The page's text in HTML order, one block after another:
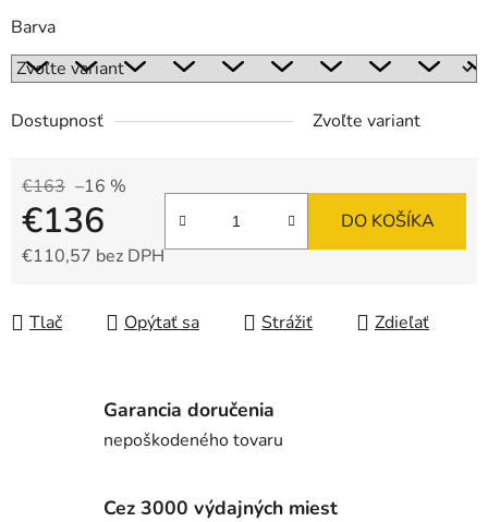
Barva
Dostupnosť Zvoľte variant
€163 –16 %
€136
€110,57 bez DPH
DO KOŠÍKA
Tlač Opýtať sa Strážiť Zdieľať
Garancia doručenia
nepoškodeného tovaru
Cez 3000 výdajných miest